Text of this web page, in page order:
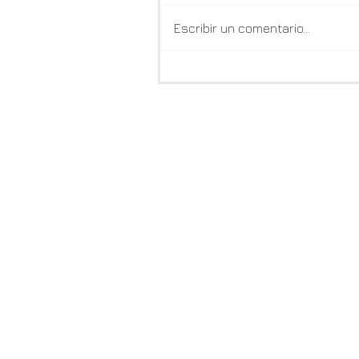
Escribir un comentario...